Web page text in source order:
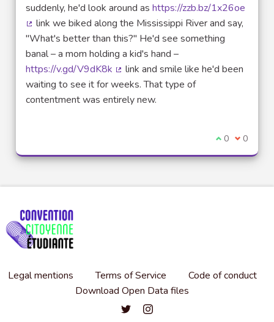
suddenly, he'd look around as https://zzb.bz/1x26oe
(External link)
link we biked along the Mississippi River and say,
"What's better than this?" He'd see something
banal – a mom holding a kid's hand –
https://v.gd/V9dK8k
(External link)
link and smile like he'd been
waiting to see it for weeks. That type of
contentment was entirely new.
I agree with
0 I 0
Legal mentions Terms of Service
Code of conduct
Download Open Data files
Convention citoyenne étudiante
Convention citoyenne